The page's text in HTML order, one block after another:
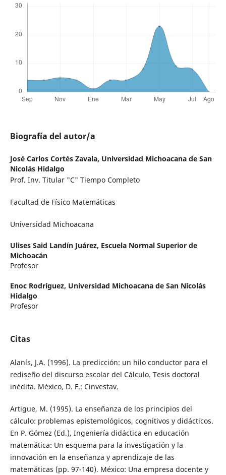
Biografía del autor/a
José Carlos Cortés Zavala, Universidad Michoacana de San
Nicolás Hidalgo
Prof. Inv. Titular "C" Tiempo Completo
Facultad de Físico Matemáticas
Universidad Michoacana
Ulises Said Landín Juárez, Escuela Normal Superior de
Michoacán
Profesor
Enoc Rodríguez, Universidad Michoacana de San Nicolás
Hidalgo
Profesor
Citas
Alanís, J.A. (1996). La predicción: un hilo conductor para el
rediseño del discurso escolar del Cálculo. Tesis doctoral
inédita. México, D. F.: Cinvestav.
Artigue, M. (1995). La enseñanza de los principios del
cálculo: problemas epistemológicos, cognitivos y didácticos.
En P. Gómez (Ed.), Ingeniería didáctica en educación
matemática: Un esquema para la investigación y la
innovación en la enseñanza y aprendizaje de las
matemáticas (pp. 97-140). México: Una empresa docente y